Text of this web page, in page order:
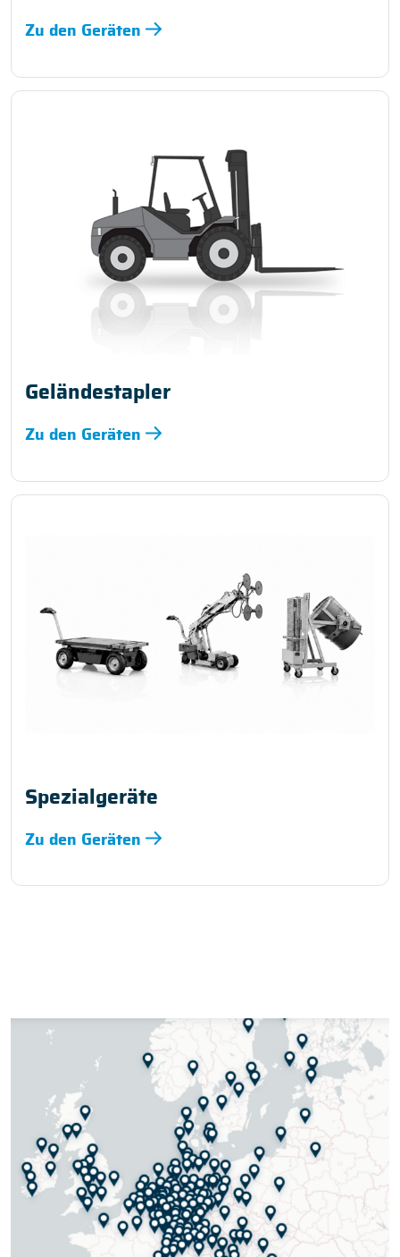
Zu den Geräten
Geländestapler
Zu den Geräten
Spezialgeräte
Zu den Geräten